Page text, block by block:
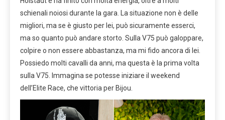
schienali noiosi durante la gara. La situazione non è delle
migliori, ma se è giusto per lei, può sicuramente esserci,
ma so quanto può andare storto. Sulla V75 può galoppare,
colpire o non essere abbastanza, ma mi fido ancora di lei.
Possiedo molti cavalli da anni, ma questa è la prima volta
sulla V75. Immagina se potesse iniziare il weekend
dell’Elite Race, che vittoria per Bijou.